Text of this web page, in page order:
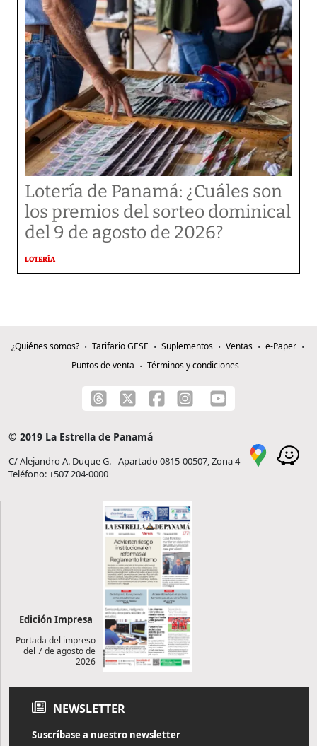
Lotería de Panamá: ¿Cuáles son
los premios del sorteo dominical
del 9 de agosto de 2026?
LOTERÍA
¿Quiénes somos? Tarifario GESE Suplementos Ventas
e-Paper
Puntos de venta
Términos y condiciones
© 2019 La Estrella de Panamá
C/ Alejandro A. Duque G. - Apartado 0815-00507, Zona 4
Teléfono: +507 204-0000
Edición Impresa
Portada del impreso
del 7 de agosto de
2026
NEWSLETTER
Suscríbase a nuestro newsletter